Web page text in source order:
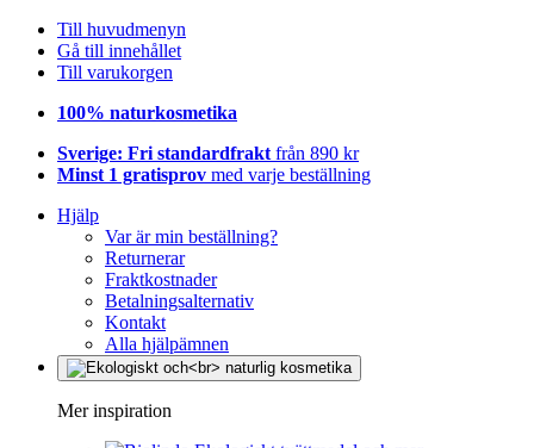
Till huvudmenyn
Gå till innehållet
Till varukorgen
100% naturkosmetika
Sverige: Fri standardfrakt från 890 kr
Minst 1 gratisprov med varje beställning
Hjälp
Var är min beställning?
Returnerar
Fraktkostnader
Betalningsalternativ
Kontakt
Alla hjälpämnen
Mer inspiration